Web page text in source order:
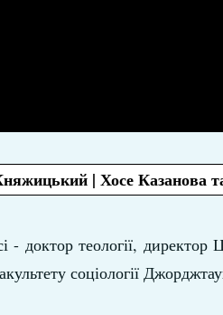
| Хосе Казанова
доктор теології, директор
соціології